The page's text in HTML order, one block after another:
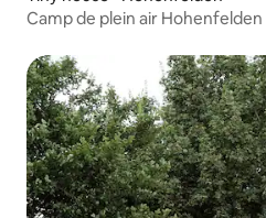
Camp de plein air Hohenfelden